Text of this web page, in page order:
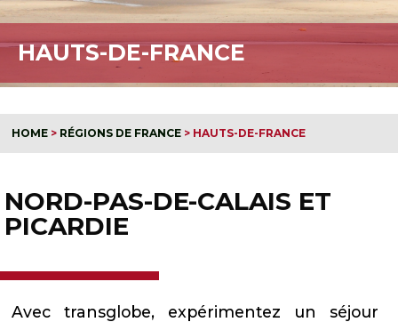
HAUTS-DE-FRANCE
HOME > RÉGIONS DE FRANCE > HAUTS-DE-FRANCE
NORD-PAS-DE-CALAIS ET
PICARDIE
Avec transglobe, expérimentez un séjour